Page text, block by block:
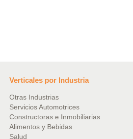
Verticales por Industria
Otras Industrias
Servicios Automotrices
Constructoras e Inmobiliarias
Alimentos y Bebidas
Salud